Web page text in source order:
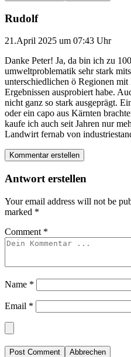
Rudolf
21.April 2025 um 07:43 Uhr
Danke Peter! Ja, da bin ich zu
umweltproblematik sehr stark
unterschiedlichen ö Regionen
Ergebnissen ausprobiert habe.
nicht ganz so stark ausgeprägt.
oder ein capo aus Kärnten
kaufe ich auch seit Jahren nur
Landwirt fernab von
Kommentar erstellen
Antwort erstellen
Your email address will not be
marked *
Comment *
Name *
Email *
Abbrechen